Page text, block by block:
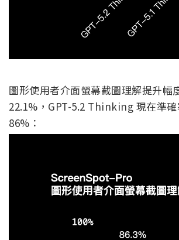
圖形使用者介面螢幕截圖理解提升幅
22.1%，GPT-5.2 Thinking 現在準
86%：